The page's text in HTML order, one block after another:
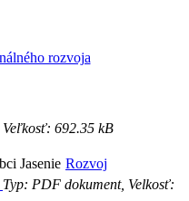
rozvoja
692.35 kB
Rozvoj
Typ: PDF dokument, Velkosť: